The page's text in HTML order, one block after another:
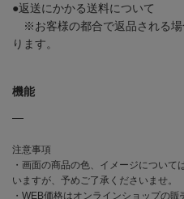
●返送にかかる送料について
※お客様の都合で返品される場
ります。
機能
―
注意事項
・画面の商品の色、イメージについ
いますが、予めご了承くださいませ。
・WEB価格はオンラインショップの